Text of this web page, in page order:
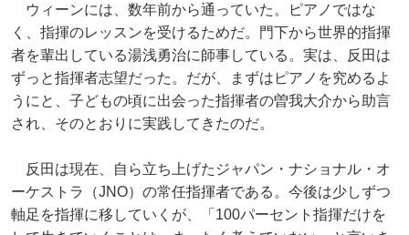
ウィーンには、数年前から通っていた。ピアノではな
く、指揮のレッスンを受けるためだ。門下から世界的指揮
者を輩出している湯浅勇治に師事している。実は、反田は
ずっと指揮者志望だった。だが、まずはピアノを究めるよ
うにと、子どもの頃に出会った指揮者の曽我大介から助言
され、そのとおりに実践してきたのだ。
反田は現在、自ら立ち上げたジャパン・ナショナル・オ
ーケストラ（JNO）の常任指揮者である。今後は少しずつ
軸足を指揮に移していくが、「100パーセント指揮だけを